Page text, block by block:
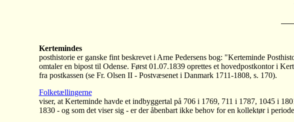
Kertemindes
posthistorie er ganske fint beskrevet i Arne Pedersens bog: "Kerteminde
omtaler en bipost til Odense. Først 01.07.1839 oprettes et hovedpostkontor i
fra postkassen (se Fr. Olsen II - Postvæsenet i Danmark 1711-1808, s. 170).
Folketællingerne
viser, at Kerteminde havde et indbyggertal på 706 i 1769, 711 i 1787, 1045 i
1830 - og som det viser sig - er der åbenbart ikke behov for en kollektør i